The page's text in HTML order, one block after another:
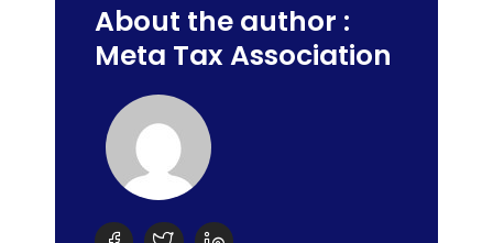
About the author :
Meta Tax Association